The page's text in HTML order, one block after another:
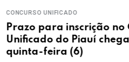
CONCURSO UNIFICADO
Prazo para inscrição no
Unificado do Piauí
quinta-feira (6)